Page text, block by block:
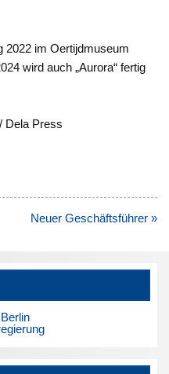
2022 im Oertijdmuseum
wird auch „Aurora“ fertig
Dela Press
Neuer Geschäftsführer »